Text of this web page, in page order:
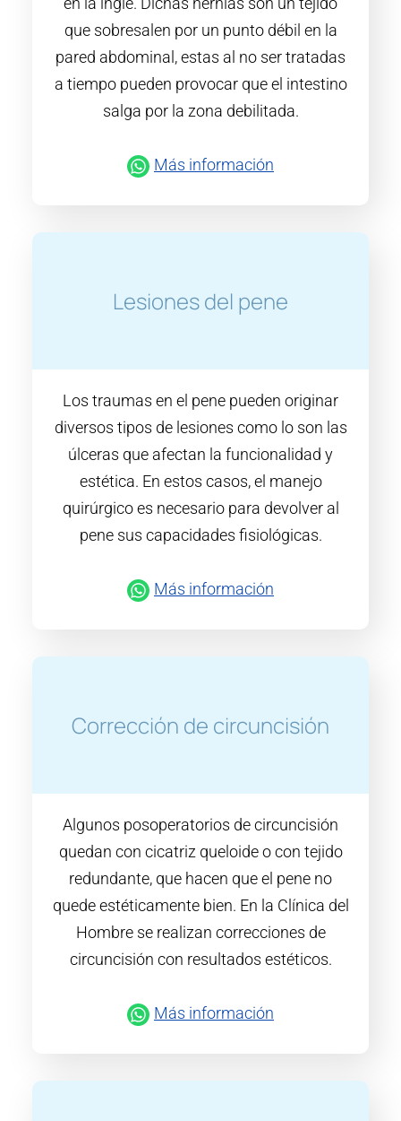
que sobresalen por un punto débil en la
pared abdominal, estas al no ser tratadas
a tiempo pueden provocar que el intestino
salga por la zona debilitada.
Más información
Lesiones del pene
Los traumas en el pene pueden originar
diversos tipos de lesiones como lo son las
úlceras que afectan la funcionalidad y
estética. En estos casos, el manejo
quirúrgico es necesario para devolver al
pene sus capacidades fisiológicas.
Más información
Corrección de circuncisión
Algunos posoperatorios de circuncisión
quedan con cicatriz queloide o con tejido
redundante, que hacen que el pene no
quede estéticamente bien. En la Clínica del
Hombre se realizan correcciones de
circuncisión con resultados estéticos.
Más información